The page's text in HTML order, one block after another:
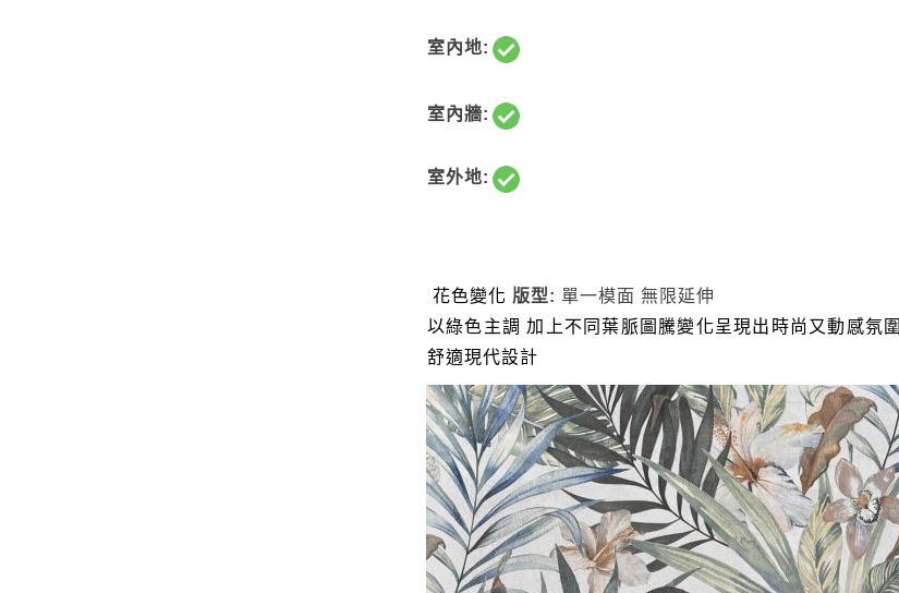
室內地:
室內牆:
室外地:
花色變化 版型: 單一模面 無限延伸
以綠色主調 加上不同葉脈圖騰變化呈現出時尚又動感氛圍
舒適現代設計